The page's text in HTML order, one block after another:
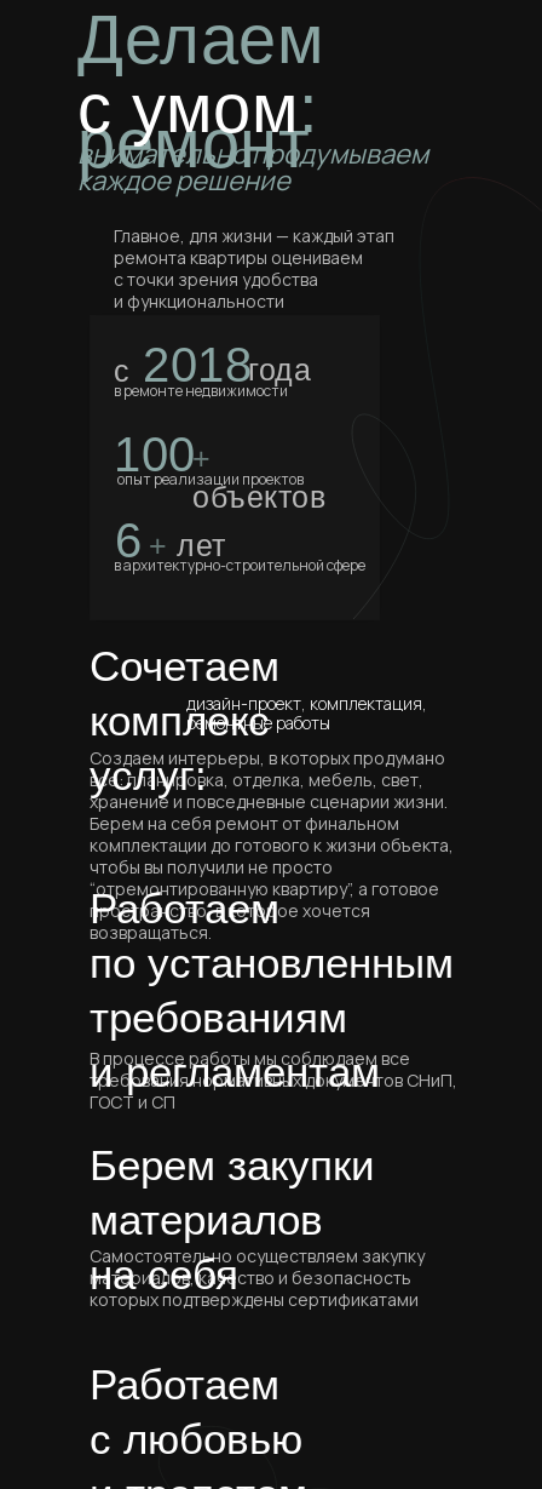
внимательно продумываем
каждое решение
в ремонте недвижимости
2018
с года
Работаем
по установленным
требованиям
и регламентам
В процессе работы мы соблюдаем все
требования нормативных документов СНиП,
ГОСТ и СП
Главное, для жизни — каждый этап
ремонта квартиры оцениваем
с точки зрения удобства
и функциональности
Делаем
ремонт
с умом:
опыт реализации проектов
+
объектов
100
Работаем
с любовью
в архитектурно-строительной сфере
+ лет
6
Создаем интерьеры, в которых продумано
все: планировка, отделка, мебель, свет,
хранение и повседневные сценарии жизни.
Берем на себя ремонт от финальном
комплектации до готового к жизни объекта,
чтобы вы получили не просто
“отремонтированную квартиру”, а готовое
пространство, в которое хочется
возвращаться.
Сочетаем
комплекс
услуг:
дизайн-проект, комплектация,
ремонтные работы
Берем закупки
материалов
на себя
Самостоятельно осуществляем закупку
материалов, качество и безопасность
которых подтверждены сертификатами